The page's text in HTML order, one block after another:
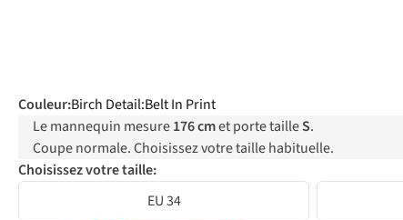
Couleur:Birch Detail:Belt In Print
Le mannequin mesure176 cmet porte tailleS.
Coupe normale. Choisissez votre taille habituelle.
Choisissez votre taille:
EU 34